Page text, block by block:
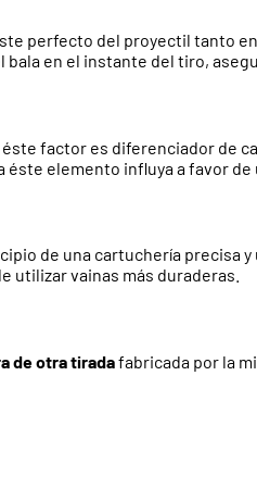
perfecto del proyectil tanto
en el instante del tiro,
factor es diferenciador de
elemento influya a favor de
de una cartuchería precisa
utilizar vainas más duraderas.
de otra tiradafabricada por la